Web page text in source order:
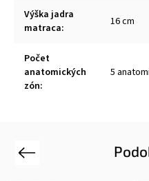
Výška jadra
matraca: 16 cm
Počet
anatomických
zón:
5
Previous